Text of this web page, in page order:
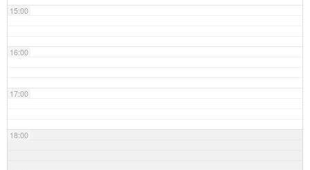
15:00
16:00
17:00
18:00